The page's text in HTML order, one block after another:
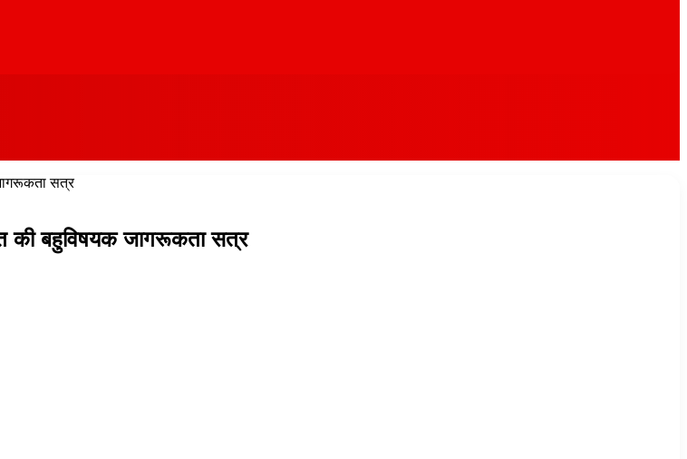
सत्र
की बहुविषयक जागरूकता सत्र